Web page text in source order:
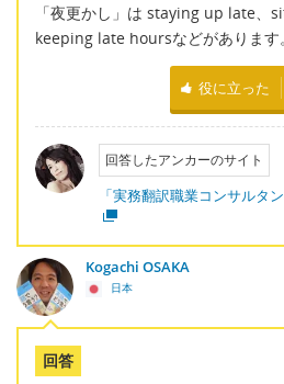
「夜更かし」は staying up late、
keeping late hoursなどがあります。
役に立った
回答したアンカーのサイト
「実務翻訳職業コンサルタ
Kogachi OSAKA
日本
回答